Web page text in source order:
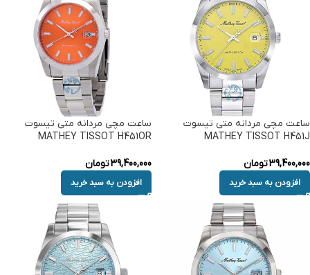
ساعت مچی مردانه متی تیسوت
MATHEY TISSOT H451J
39,400,000تومان
افزودن به سبد خرید
ساعت مچی مردانه متی تیسوت
MATHEY TISSOT H451OR
39,400,000تومان
افزودن به سبد خرید